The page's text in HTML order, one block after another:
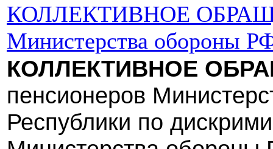
КОЛЛЕКТИВНОЕ
Министерства обороны
КОЛЛЕКТИВНОЕ
пенсионеров
Республики по